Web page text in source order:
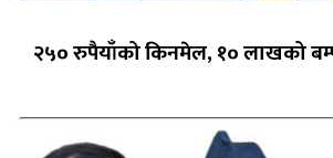
२५० रुपैयाँको किनमेल, १० लाखको